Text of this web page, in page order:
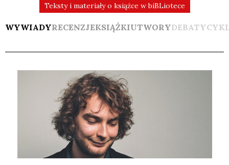
Teksty i materiały o książce w biBLiotece
WYWIADYRECENZJEKSIĄŻKIUTWORYDEBATY